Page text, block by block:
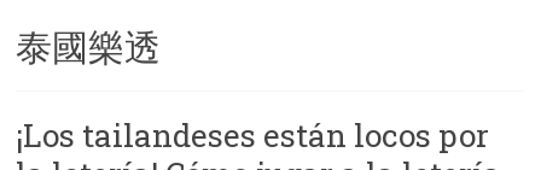
泰國樂透
¡Los tailandeses están locos por